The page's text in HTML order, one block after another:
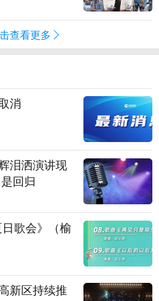
查看更多
消
泪洒演讲现
回归
歌会》（榆
新区持续推